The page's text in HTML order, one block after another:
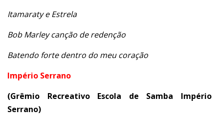
Itamaraty e Estrela
Bob Marley canção de redenção
Batendo forte dentro do meu coração
Império Serrano
(Grêmio Recreativo Escola de Samba Império
Serrano)